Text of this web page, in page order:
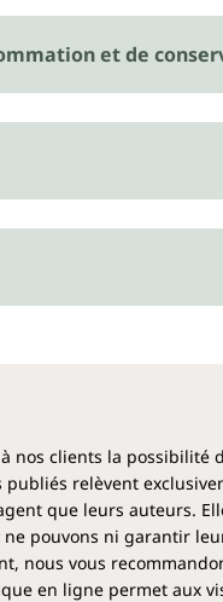
et de
nos clients la
relèvent
que leurs auteurs.
pouvons ni garantir
nous vous
en ligne permet aux